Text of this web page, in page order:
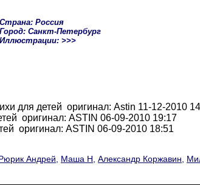
Страна: Россия
Город: Санкт-Петербург
Иллюстрации: >>>
для детей оригинал: Astin 11-12-2010
оригинал: ASTIN 06-09-2010 19:17
оригинал: ASTIN 06-09-2010 18:51
Андрей Маша Н Александр Коржавин